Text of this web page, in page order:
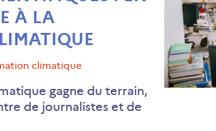
À LA
climatique
gagne du terrain,
de journalistes et de